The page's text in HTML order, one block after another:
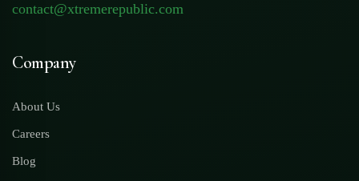
contact@xtremerepublic.com
Company
About Us
Careers
Blog